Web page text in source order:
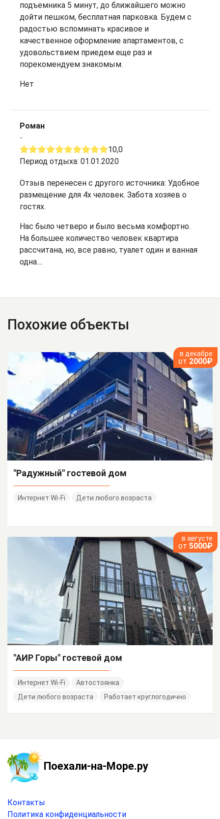
подъемника 5 минут, до ближайшего можно
дойти пешком, бесплатная парковка. Будем с
радостью вспоминать красивое и
качественное оформление апартаментов, с
удовольствием приедем еще раз и
порекомендуем знакомым.
Нет
Роман
-
10,0
Период отдыха: 01.01.2020
Отзыв перенесен с другого источника: Удобное
размещение для 4х человек. Забота хозяев о
гостях.
Нас было четверо и было весьма комфортно.
На большее количество человек квартира
рассчитана, но, все равно, туалет один и ванная
одна....
Похожие объекты
в декабре
от 2000₽
"Радужный" гостевой дом
Интернет Wi-Fi Дети любого возраста
в августе
от 5000₽
"АИР Горы" гостевой дом
Интернет Wi-Fi
Автостоянка
Дети любого возраста
Работает круглогодично
Поехали-на-Море.ру
Контакты
Политика конфиденциальности